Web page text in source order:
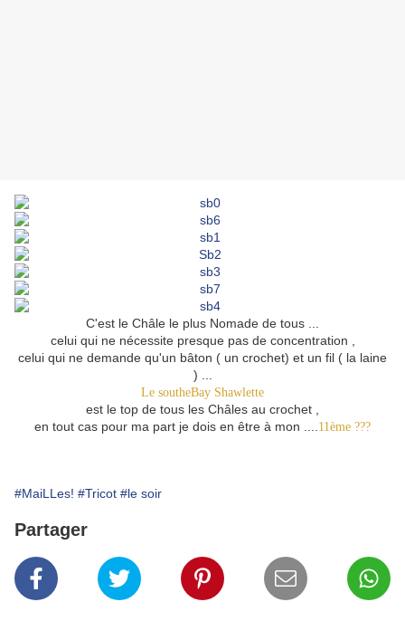
C'est le Châle le plus Nomade de tous ...
celui qui ne nécessite presque pas de concentration ,
celui qui ne demande qu'un bâton ( un crochet) et un fil ( la laine
) ...
Le southeBay Shawlette
est le top de tous les Châles au crochet ,
en tout cas pour ma part je dois en être à mon ...
11ème ???
#MaiLLes! #Tricot #le soir
Partager